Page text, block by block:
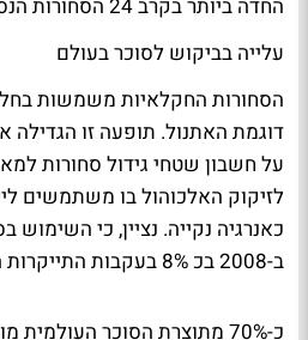
החדה ביותר בקרב 24 הסחורות הנסחרות במדד ה-GSCI.
עלייה בביקוש לסוכר בעולם
הסחורות החקלאיות משמשות
דוגמת האתנול. תופעה זו
על חשבון שטחי גידול סחורות
לזיקוק האלכוהול בו משתמשים
כאנרגיה נקייה. נציין, כי השימוש
ב-2008 בכ 8% בעקבות התייקרות התירס והאורז.
כ-70% מתוצרת הסוכר